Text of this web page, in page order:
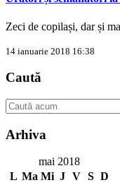
Zeci de copilași, dar și
14 ianuarie 2018 16:38
Caută
Arhiva
mai 2018
L Ma Mi J V S D